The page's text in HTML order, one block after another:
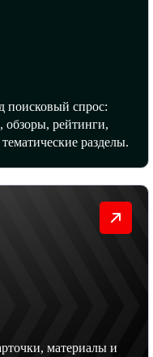
поисковый спрос:
обзоры, рейтинги,
разделы.
материалы и